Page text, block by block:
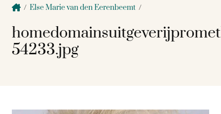
/ Else Marie van den Eerenbeemt /
54233.jpg